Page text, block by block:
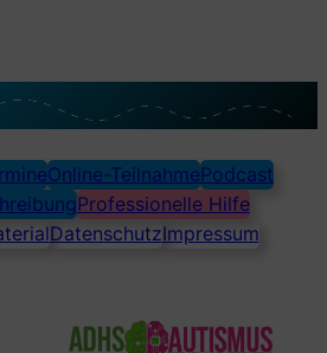
Online-TeilnahmePodcast
Professionelle Hilfe
DatenschutzImpressum